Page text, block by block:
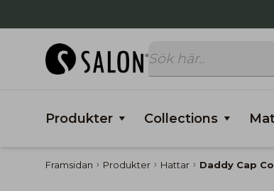
Produkter Collections
Framsidan Produkter Hattar Daddy Cap